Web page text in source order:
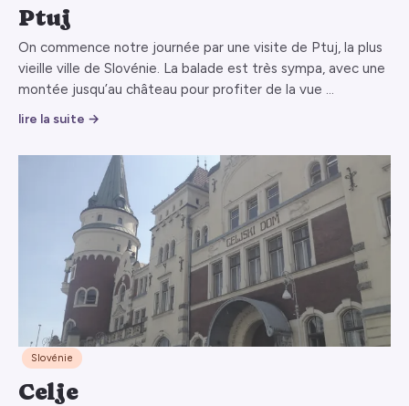
Ptuj
On commence notre journée par une visite de Ptuj, la plus
vieille ville de Slovénie. La balade est très sympa, avec une
montée jusqu’au château pour profiter de la vue …
lire la suite →
Slovénie
Celje